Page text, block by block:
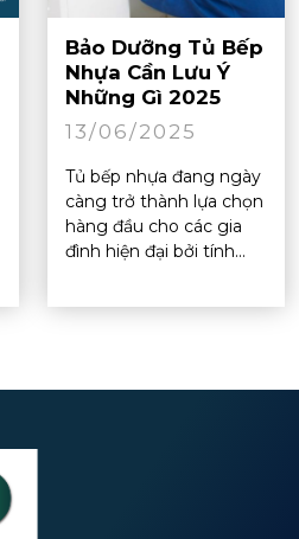
Bảo Dưỡng Tủ Bếp
Nhựa Cần Lưu Ý
Những Gì 2025
13/06/2025
Tủ bếp nhựa đang ngày
càng trở thành lựa chọn
hàng đầu cho các gia
đình hiện đại bởi tính...